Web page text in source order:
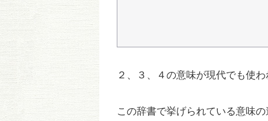
２、３、４の意味が現代でも使
この辞書で挙げられている意味